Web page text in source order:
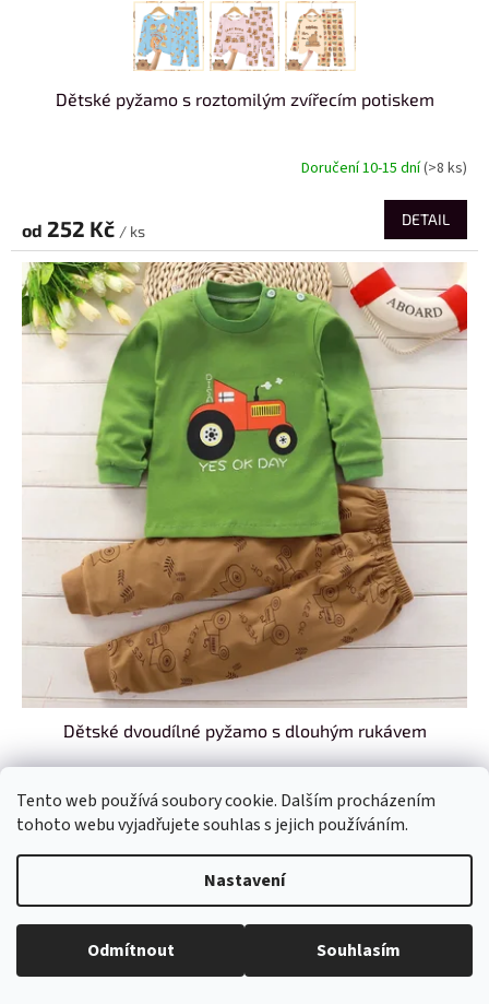
Tento web používá soubory cookie. Dalším procházením
tohoto webu vyjadřujete souhlas s jejich používáním.
Nastavení
Odmítnout Souhlasím
Dětské pyžamo s roztomilým zvířecím potiskem
Doručení 10-15 dní(>8 ks)
od 252 Kč / ks
DETAIL
Dětské dvoudílné pyžamo s dlouhým rukávem
Doručení 10-15 dní(>8 ks)
od459 Kč/ ks
DETAIL